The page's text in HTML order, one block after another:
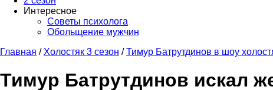
Интересное
Советы психолога
Обольщение мужчин
Главная / Холостяк 3 сезон /Тимур Батрутдинов в шоу
Тимур Батрутдинов искал